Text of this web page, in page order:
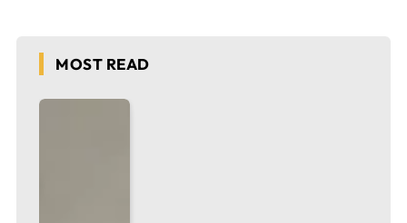
MOST READ